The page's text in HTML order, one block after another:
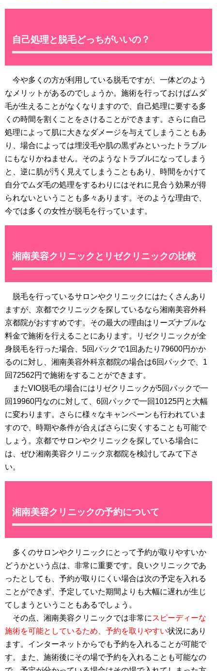
自己処理と脱毛どっちがいいの？
今や多くの方が利用している脱毛ですが、一体どのよう
なメリットがあるのでしょうか。施術を行っておけばムダ
毛が生えることがなくなりますので、自己処理に要する多
くの時間を割くことをさけることができます。さらに自己
処理によって肌に大きなダメージを与えてしまうこともあ
り、場合によっては埋没毛や肌の黒ずみといったトラブル
にもなりかねません。そのようなトラブルになってしまう
と、逆に肌が汚く見えてしまうこともあり、時間をかけて
自分でムダ毛の処理をするわりにはそれに見合う効果が得
られないということも多々あります。そのような理由で、
今では多くの女性が脱毛を行っています。
湘南美容クリニックとリゼクリニックの比較
脱毛を行っているサロンやクリニックにはたくさんあり
ますが、京都でクリニックを探しているなら湘南美容外科
京都院がおすすめです。その最大の理由はリーズナブルな
料金で施術を行えることにあります。リゼクリニックが全
身脱毛を行った場合、5回パックで1回あたり79600円かか
るのに対し、湘南美容外科京都院の場合は6回パックで、1
回72562円で施術をすることができます。
またVIO脱毛の場合にはリゼクリニックが5回パックで一
回19960円なのに対して、6回パックで一回10125円と大幅
に変わります。さらに様々なキャンペーンも行われていま
すので、時期や条件が合えばさらに安くすることも可能で
しょう。京都でサロンやクリニックを探している場合に
は、ぜひ湘南美容クリニック京都院を検討してみて下さ
い。
湘南美容クリニックの予約について
多くのサロンやクリニックにとって予約が取りやすいか
どうかという点は、非常に重要です。良いクリニックであ
ったとしても、予約が取りにくい場合は次の予定を入れる
ことができず、予定していた期間よりも大幅に遅れが生じ
てしまうということもあるでしょう。
その点、湘南美容クリニックでは非常に スピーディーな
施術を可能としているため、予約を取りやすい状況にあり
ます。インターネットからでも予約を入れることが可能で
す。また、施術後にその場で予約を入れることも可能なの